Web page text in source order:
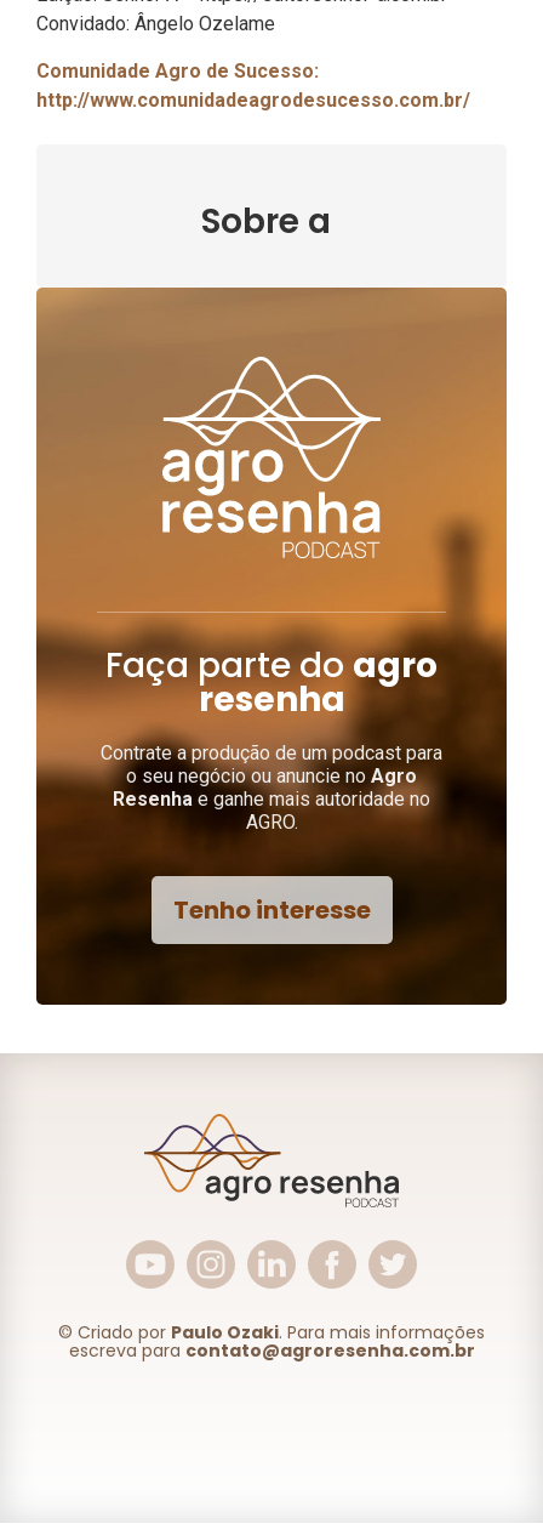
Convidado: Ângelo Ozelame
Comunidade Agro de Sucesso:
http://www.comunidadeagrodesucesso.com.br/
Sobre a
Faça parte do agro
resenha
Contrate a produção de um podcast para
o seu negócio ou anuncie no Agro
Resenha e ganhe mais autoridade no
AGRO.
Tenho interesse
© Criado por Paulo Ozaki. Para mais informações
escreva para contato@agroresenha.com.br